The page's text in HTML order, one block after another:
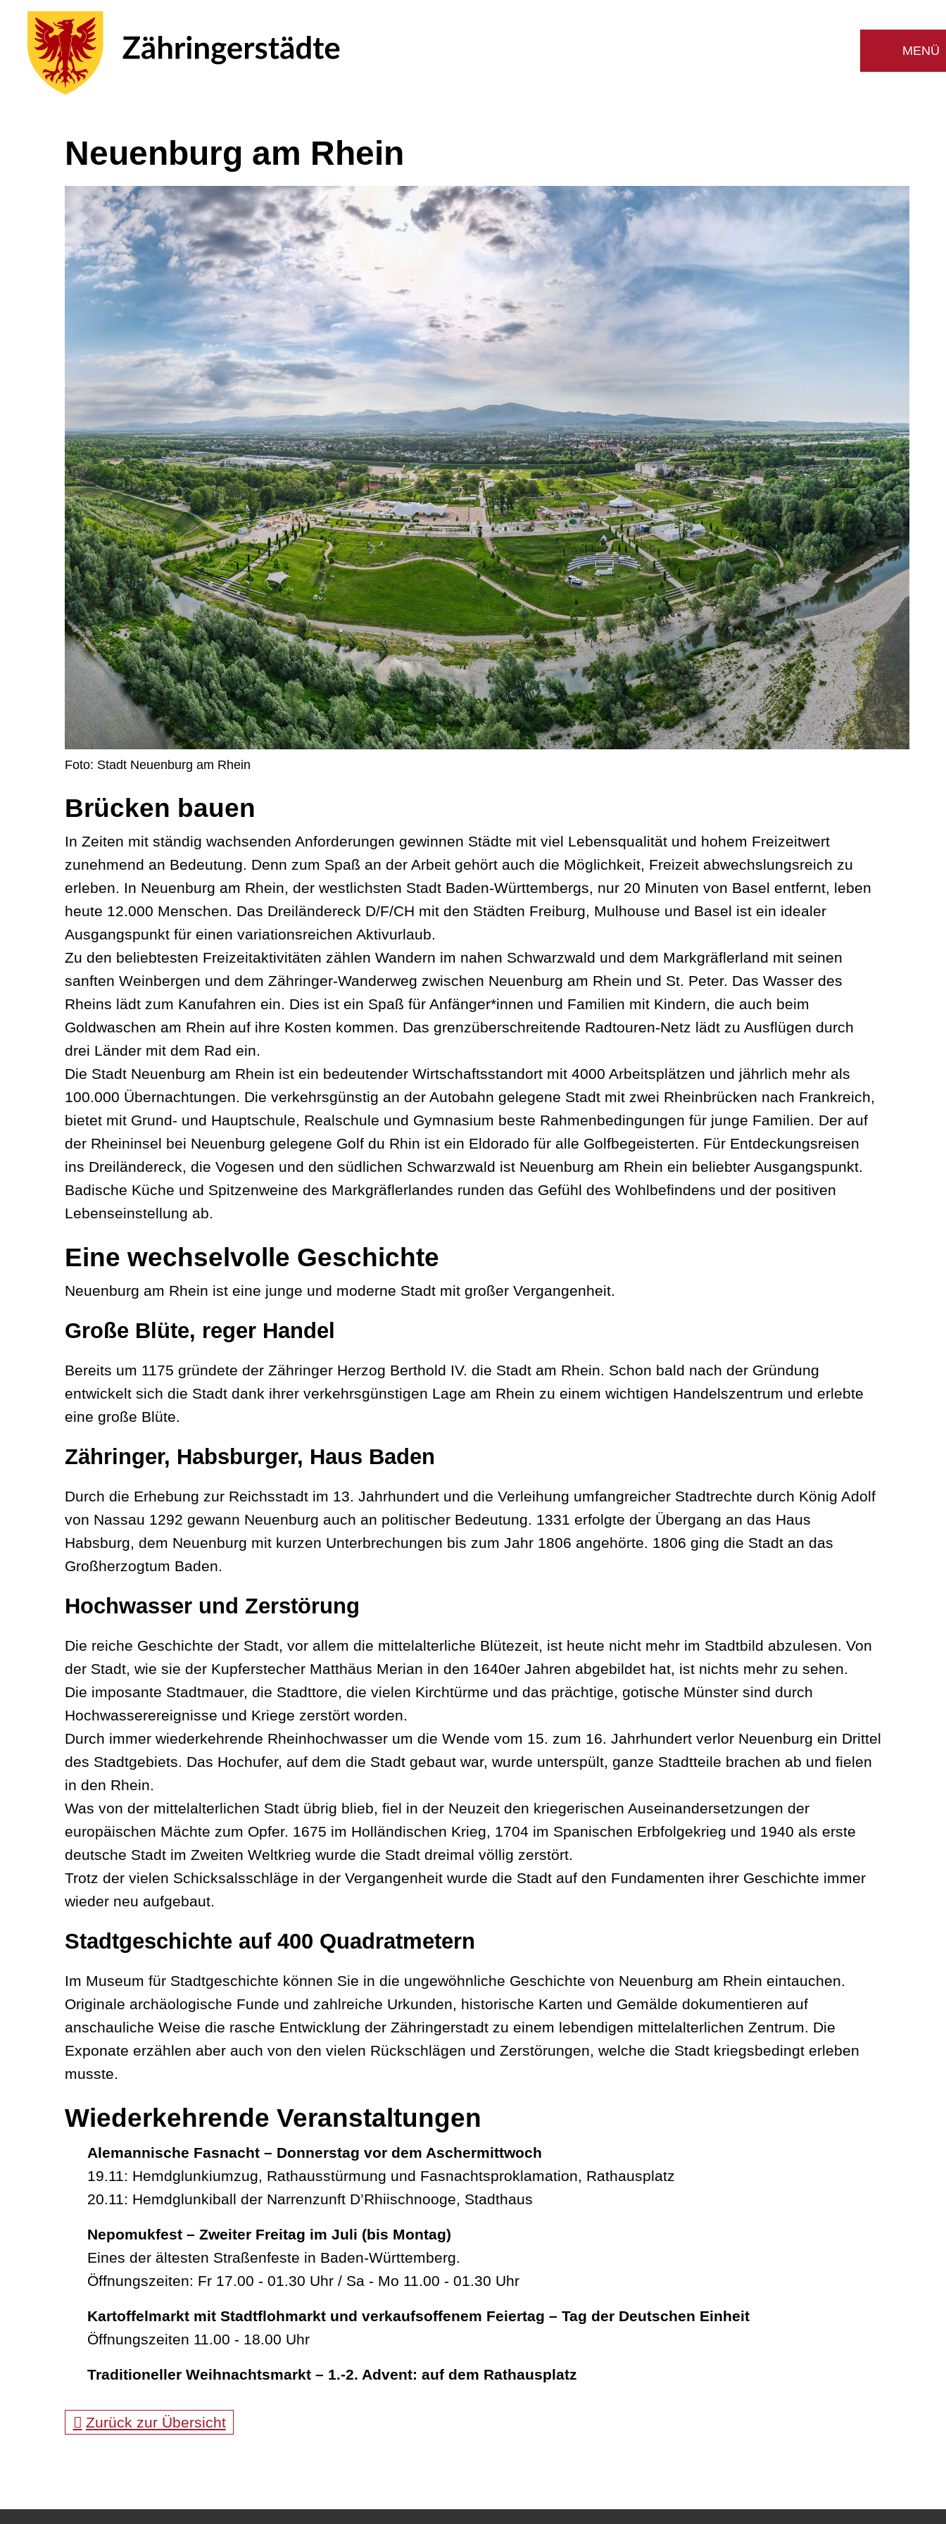
Neuenburg am Rhein
Foto: Stadt Neuenburg am Rhein
Brücken bauen
In Zeiten mit ständig wachsenden Anforderungen gewinnen Städte mit viel Lebensqualität und hohem Freizeitwert
zunehmend an Bedeutung. Denn zum Spaß an der Arbeit gehört auch die Möglichkeit, Freizeit abwechslungsreich zu
erleben. In Neuenburg am Rhein, der westlichsten Stadt Baden-Württembergs, nur 20 Minuten von Basel entfernt, leben
heute 12.000 Menschen. Das Dreiländereck D/F/CH mit den Städten Freiburg, Mulhouse und Basel ist ein idealer
Ausgangspunkt für einen variationsreichen Aktivurlaub.
Zu den beliebtesten Freizeitaktivitäten zählen Wandern im nahen Schwarzwald und dem Markgräflerland mit seinen
sanften Weinbergen und dem Zähringer-Wanderweg zwischen Neuenburg am Rhein und St. Peter. Das Wasser des
Rheins lädt zum Kanufahren ein. Dies ist ein Spaß für Anfänger*innen und Familien mit Kindern, die auch beim
Goldwaschen am Rhein auf ihre Kosten kommen. Das grenzüberschreitende Radtouren-Netz lädt zu Ausflügen durch
drei Länder mit dem Rad ein.
Die Stadt Neuenburg am Rhein ist ein bedeutender Wirtschaftsstandort mit 4000 Arbeitsplätzen und jährlich mehr als
100.000 Übernachtungen. Die verkehrsgünstig an der Autobahn gelegene Stadt mit zwei Rheinbrücken nach Frankreich,
bietet mit Grund- und Hauptschule, Realschule und Gymnasium beste Rahmenbedingungen für junge Familien. Der auf
der Rheininsel bei Neuenburg gelegene Golf du Rhin ist ein Eldorado für alle Golfbegeisterten. Für Entdeckungsreisen
ins Dreiländereck, die Vogesen und den südlichen Schwarzwald ist Neuenburg am Rhein ein beliebter Ausgangspunkt.
Badische Küche und Spitzenweine des Markgräflerlandes runden das Gefühl des Wohlbefindens und der positiven
Lebenseinstellung ab.
Eine wechselvolle Geschichte
Neuenburg am Rhein ist eine junge und moderne Stadt mit großer Vergangenheit.
Große Blüte, reger Handel
Bereits um 1175 gründete der Zähringer Herzog Berthold IV. die Stadt am Rhein. Schon bald nach der Gründung
entwickelt sich die Stadt dank ihrer verkehrsgünstigen Lage am Rhein zu einem wichtigen Handelszentrum und erlebte
eine große Blüte.
Zähringer, Habsburger, Haus Baden
Durch die Erhebung zur Reichsstadt im 13. Jahrhundert und die Verleihung umfangreicher Stadtrechte durch König Adolf
von Nassau 1292 gewann Neuenburg auch an politischer Bedeutung. 1331 erfolgte der Übergang an das Haus
Habsburg, dem Neuenburg mit kurzen Unterbrechungen bis zum Jahr 1806 angehörte. 1806 ging die Stadt an das
Großherzogtum Baden.
Hochwasser und Zerstörung
Die reiche Geschichte der Stadt, vor allem die mittelalterliche Blütezeit, ist heute nicht mehr im Stadtbild abzulesen. Von
der Stadt, wie sie der Kupferstecher Matthäus Merian in den 1640er Jahren abgebildet hat, ist nichts mehr zu sehen.
Die imposante Stadtmauer, die Stadttore, die vielen Kirchtürme und das prächtige, gotische Münster sind durch
Hochwasserereignisse und Kriege zerstört worden.
Durch immer wiederkehrende Rheinhochwasser um die Wende vom 15. zum 16. Jahrhundert verlor Neuenburg ein Drittel
des Stadtgebiets. Das Hochufer, auf dem die Stadt gebaut war, wurde unterspült, ganze Stadtteile brachen ab und fielen
in den Rhein.
Was von der mittelalterlichen Stadt übrig blieb, fiel in der Neuzeit den kriegerischen Auseinandersetzungen der
europäischen Mächte zum Opfer. 1675 im Holländischen Krieg, 1704 im Spanischen Erbfolgekrieg und 1940 als erste
deutsche Stadt im Zweiten Weltkrieg wurde die Stadt dreimal völlig zerstört.
Trotz der vielen Schicksalsschläge in der Vergangenheit wurde die Stadt auf den Fundamenten ihrer Geschichte immer
wieder neu aufgebaut.
Stadtgeschichte auf 400 Quadratmetern
Im Museum für Stadtgeschichte können Sie in die ungewöhnliche Geschichte von Neuenburg am Rhein eintauchen.
Originale archäologische Funde und zahlreiche Urkunden, historische Karten und Gemälde dokumentieren auf
anschauliche Weise die rasche Entwicklung der Zähringerstadt zu einem lebendigen mittelalterlichen Zentrum. Die
Exponate erzählen aber auch von den vielen Rückschlägen und Zerstörungen, welche die Stadt kriegsbedingt erleben
musste.
Wiederkehrende Veranstaltungen
Alemannische Fasnacht – Donnerstag vor dem Aschermittwoch
19.11: Hemdglunkiumzug, Rathausstürmung und Fasnachtsproklamation, Rathausplatz
20.11: Hemdglunkiball der Narrenzunft D’Rhiischnooge, Stadthaus
Nepomukfest – Zweiter Freitag im Juli (bis Montag)
Eines der ältesten Straßenfeste in Baden-Württemberg.
Öffnungszeiten: Fr 17.00 - 01.30 Uhr / Sa - Mo 11.00 - 01.30 Uhr
Kartoffelmarkt mit Stadtflohmarkt und verkaufsoffenem Feiertag – Tag der Deutschen Einheit
Öffnungszeiten 11.00 - 18.00 Uhr
Traditioneller Weihnachtsmarkt – 1.-2. Advent: auf dem Rathausplatz
Zurück zur Übersicht